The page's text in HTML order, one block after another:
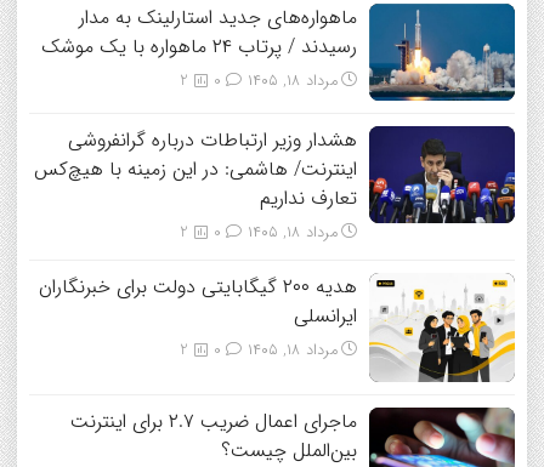
ماهواره‌های جدید استارلینک به مدار
رسیدند / پرتاب ۲۴ ماهواره با یک موشک
مرداد ۱۸, ۱۴۰۵ 2
هشدار وزیر ارتباطات درباره گرانفروشی
اینترنت/ هاشمی: در این زمینه با هیچ‌کس
تعارف نداریم
مرداد ۱۸, ۱۴۰۵ 2
هدیه ۲۰۰ گیگابایتی دولت برای خبرنگاران
ایرانسلی
مرداد ۱۸, ۱۴۰۵ 2
ماجرای اعمال ضریب ۲.۷ برای اینترنت
بین‌الملل چیست؟